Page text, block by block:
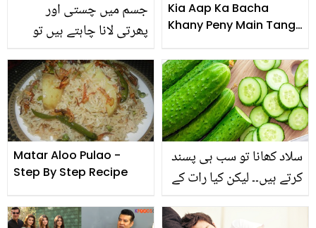
جسم میں چستی اور
پھرتی لانا چاہتے ہیں تو
کس طرح اپنے آپ کو فعال
اور متحرک رکھ سکتے ہیں؟
Kia Aap Ka Bacha
Khany Peny Main Tang
Matar Aloo Pulao -
Step By Step Recipe
سلاد کھانا تو سب ہی پسند
کرتے ہیں۔۔ لیکن کیا رات کے